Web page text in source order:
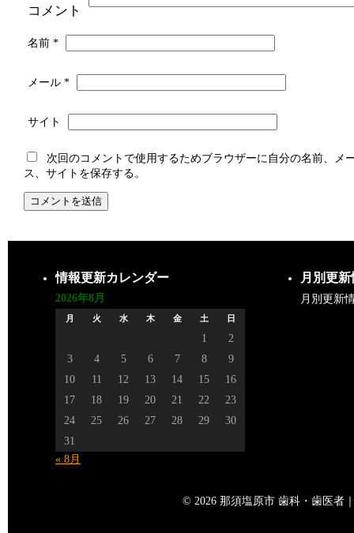
コメント
名前 *
メール *
サイト
次回のコメントで使用するためブラウザーに自分の名前、メ
ス、サイトを保存する。
情報更新カレンダー
2026年8月
月 火 水 木 金 土 日
1
2
3
4 5 6 7 8
9
10
11 12 13 14 15
16
17
18 19 20 21 22
23
24
25 26 27 28 29
30
31
« 8月
月別更
月別更新
© 2026 那須塩原市 歯科・歯医者